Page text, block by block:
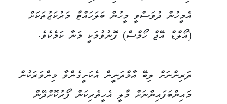
އެމީހުން ދުވަސްވީ މީހުން ބަލަހައްޓާ މަރުކަޒުތަކަށް
(އޯލްޑް އޭޖް ހޯމްސް) ފޮނުވުމަކީ މަނާ ކަމެކެވެ.
ދަރިންނަށް ލިބޭ އާމްދަނީން އެކަށީގެންވާ މިންވަރަކުން
މައިންބަފައިންނަށް މާލީ އެހީތެރިކަން ފޯރުކޮށްދޭން